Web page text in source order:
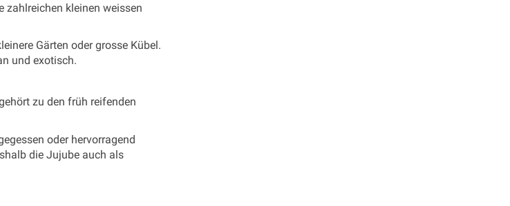
zahlreichen kleinen weissen
Gärten oder grosse Kübel.
und exotisch.
zu den früh reifenden
oder hervorragend
die Jujube auch als